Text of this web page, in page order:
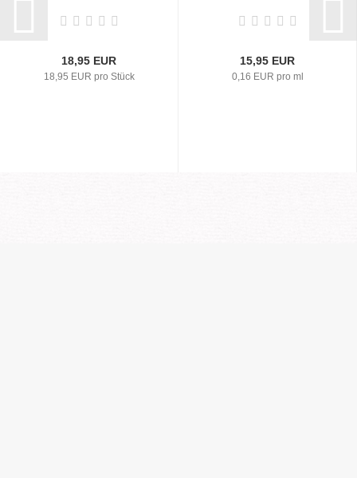
18,95 EUR
18,95 EUR pro Stück
15,95 EUR
0,16 EUR pro ml